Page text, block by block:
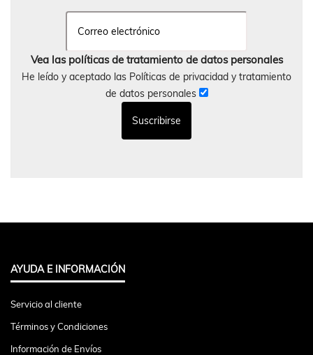
Vea las políticas de tratamiento de datos personales
He leído y aceptado las Políticas de privacidad y tratamiento
de datos personales
AYUDA E INFORMACIÓN
Servicio al cliente
Términos y Condiciones
Información de Envíos